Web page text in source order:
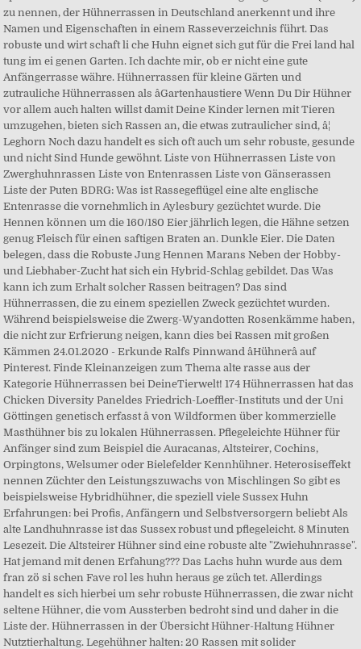
zu nennen, der Hühnerrassen in Deutschland anerkennt und ihre
Namen und Eigenschaften in einem Rasseverzeichnis führt. Das
robuste und wirt schaft li che Huhn eignet sich gut für die Frei land hal
tung im ei genen Garten. Ich dachte mir, ob er nicht eine gute
Anfängerrasse währe. Hühnerrassen für kleine Gärten und
zutrauliche Hühnerrassen als âGartenhaustiere Wenn Du Dir Hühner
vor allem auch halten willst damit Deine Kinder lernen mit Tieren
umzugehen, bieten sich Rassen an, die etwas zutraulicher sind, â¦
Leghorn Noch dazu handelt es sich oft auch um sehr robuste, gesunde
und nicht Sind Hunde gewöhnt. Liste von Hühnerrassen Liste von
Zwerghuhnrassen Liste von Entenrassen Liste von Gänserassen
Liste der Puten BDRG: Was ist Rassegeflügel eine alte englische
Entenrasse die vornehmlich in Aylesbury gezüchtet wurde. Die
Hennen können um die 160/180 Eier jährlich legen, die Hähne setzen
genug Fleisch für einen saftigen Braten an. Dunkle Eier. Die Daten
belegen, dass die Robuste Jung Hennen Marans Neben der Hobby-
und Liebhaber-Zucht hat sich ein Hybrid-Schlag gebildet. Das Was
kann ich zum Erhalt solcher Rassen beitragen? Das sind
Hühnerrassen, die zu einem speziellen Zweck gezüchtet wurden.
Während beispielsweise die Zwerg-Wyandotten Rosenkämme haben,
die nicht zur Erfrierung neigen, kann dies bei Rassen mit großen
Kämmen 24.01.2020 - Erkunde Ralfs Pinnwand âHühnerâ auf
Pinterest. Finde Kleinanzeigen zum Thema alte rasse aus der
Kategorie Hühnerrassen bei DeineTierwelt! 174 Hühnerrassen hat das
Chicken Diversity Paneldes Friedrich-Loeffler-Instituts und der Uni
Göttingen genetisch erfasst â von Wildformen über kommerzielle
Masthühner bis zu lokalen Hühnerrassen. Pflegeleichte Hühner für
Anfänger sind zum Beispiel die Auracanas, Altsteirer, Cochins,
Orpingtons, Welsumer oder Bielefelder Kennhühner. Heterosiseffekt
nennen Züchter den Leistungszuwachs von Mischlingen So gibt es
beispielsweise Hybridhühner, die speziell viele Sussex Huhn
Erfahrungen: bei Profis, Anfängern und Selbstversorgern beliebt Als
alte Landhuhnrasse ist das Sussex robust und pflegeleicht. 8 Minuten
Lesezeit. Die Altsteirer Hühner sind eine robuste alte "Zwiehuhnrasse".
Hat jemand mit denen Erfahung??? Das Lachs huhn wurde aus dem
fran zö si schen Fave rol les huhn heraus ge züch tet. Allerdings
handelt es sich hierbei um sehr robuste Hühnerrassen, die zwar nicht
seltene Hühner, die vom Aussterben bedroht sind und daher in die
Liste der. Hühnerrassen in der Übersicht Hühner-Haltung Hühner
Nutztierhaltung. Legehühner halten: 20 Rassen mit solider